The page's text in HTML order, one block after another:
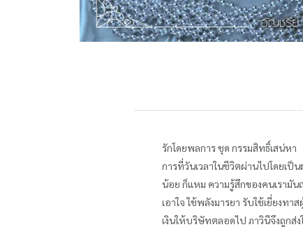
รักโดยพลการ ชุด กรรมสิทธิ์เสน่หา
การที่วันเวลาในชีวิตผ่านไปโดยเป็
น้อย ก็แหม ความรู้สึกของคนเรามัน
เอาใจ ใช้พลังมารยา รับใช้เยี่ยงท
เงินให้บริษัทตลอดไป ภาวินีจึงถูกส่